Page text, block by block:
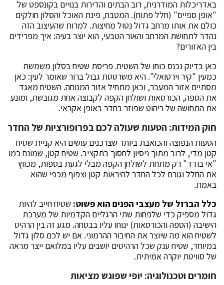
באדריכלות המודרנית, רוב הבתים והדירות בנויים בקונספט של
"אופן ספייס" (חלל פתוח). המטבח, פינת האוכל והסלון חולקים
כולם את אותו מרחב גדול נטול מחיצות. למרות שהעיצוב הזה
נהדר לתחושת המרחב והאור הטבעי, הוא יוצר בעיה: איך מפרידים
בין האזורים?
כאן בדיוק נכנס כוחו של השטיח. פריסת שטיח בסלון משמשת
כמעין "קיר וירטואלי". היא משרטטת גבול ברור שאומר לעין: כאן
מסתיים אזור המעבר, וכאן מתחיל אזור המנוחה. השטיח מאגד
את הספה, הכורסאות ושולחן הקפה לקבוצה אחת מגובשת, ומונע
את התחושה של ריהוט שפוזר בחדר באופן אקראי.
חוק המידות: הטעות שעולה לכם בפרופורציות של החדר
הטעות הנפוצה והכואבת ביותר שצרכנים עושים היא קניית שטיח
קטן מדי, לרוב מתוך ניסיון לחסוך בתקציב. שטיח קטן, שמונח כמו
"אי בודד" רק מתחת לשולחן הקפה מבלי לגעת בספות, מכווץ
את החלל וגורם לכל החדר להיראות קטן וצפוף מכפי שהוא
באמת.
כלל הברזל של מעצבי הפנים הוא פשוט:שטיח חייב להיות
גדול מספיק כדי שלפחות שתי הרגליים הקדמיות של מערכת
הישיבה (הספה והכורסאות) ינוחו עליו בבטחה. מגע זה בין הרהיט
לשטיח הוא מה שיוצר את החיבור ההרמוני. אם יש לכם סלון גדול
במיוחד, שטיח ענק שכל הרהיטים יושבים עליו במלואם ייצר מראה
של סוויטת יוקרה אמיתית.
חומרים וטכנולוגיה: יופי שפוגש מציאות